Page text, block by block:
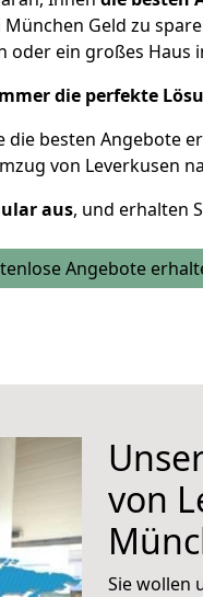
Geld zu
ein großes
die perfekte
die besten Angebote
von Leverkusen
aus, und erhalten
Angebote
von
Sie wollen